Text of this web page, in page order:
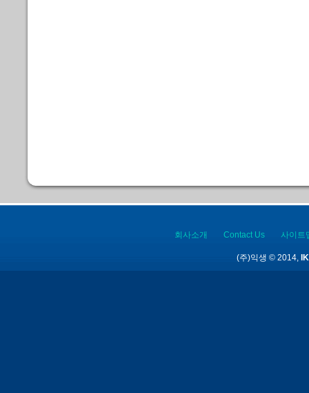
회사소개 Contact Us 사이트
(주)익생 © 2014,